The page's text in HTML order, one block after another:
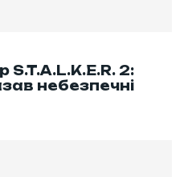
2:
небезпечні